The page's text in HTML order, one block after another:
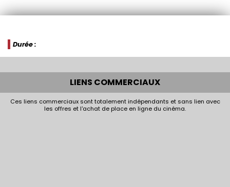
Durée :
LIENS COMMERCIAUX
Ces liens commerciaux sont totalement indépendants et sans lien avec
les offres et l'achat de place en ligne du cinéma.